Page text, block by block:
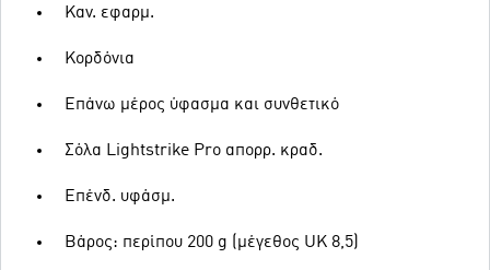
Καν. εφαρμ.
Κορδόνια
Επάνω μέρος ύφασμα και συνθετικό
Σόλα Lightstrike Pro απορρ. κραδ.
Επένδ. υφάσμ.
Βάρος: περίπου 200 g (μέγεθος UK 8,5)